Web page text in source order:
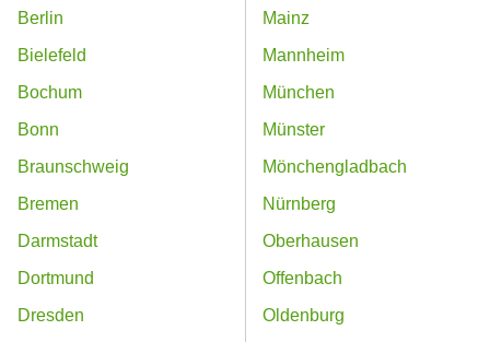
Berlin
Bielefeld
Bochum
Bonn
Braunschweig
Bremen
Darmstadt
Dortmund
Dresden
Mainz
Mannheim
München
Münster
Mönchengladbach
Nürnberg
Oberhausen
Offenbach
Oldenburg